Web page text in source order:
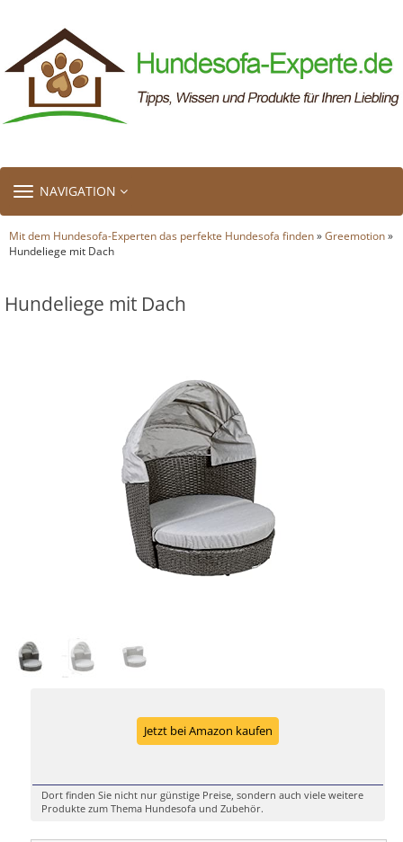
TOGGLE
NAVIGATION
Mit dem Hundesofa-Experten das perfekte Hundesofa finden»Greemotion»
Hundeliege mit Dach
Hundeliege mit Dach
Jetzt bei Amazon kaufen
Dort finden Sie nicht nur günstige Preise, sondern auch viele weitere
Produkte zum Thema Hundesofa und Zubehör.